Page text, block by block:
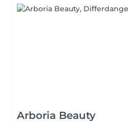
Arboria Beauty